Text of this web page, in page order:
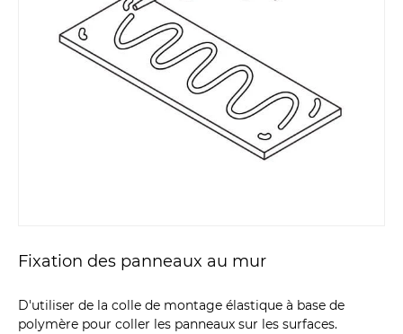
Fixation des panneaux au mur
D'utiliser de la colle de montage élastique à base de
polymère pour coller les panneaux sur les surfaces.